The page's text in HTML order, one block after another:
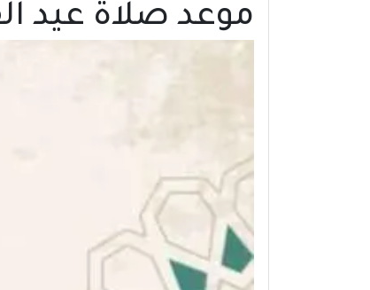
موعد صلاة عيد الفطر 2022 في مدينة